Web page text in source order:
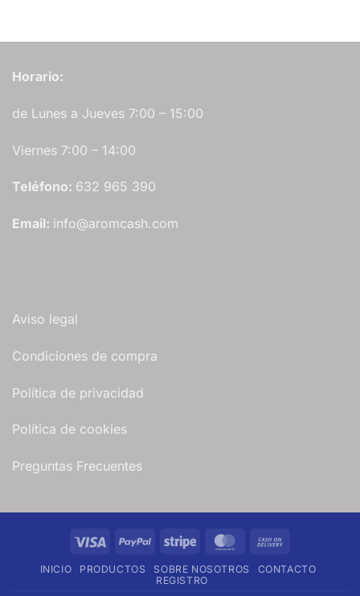
Horario:
de Lunes a Jueves 7:00 – 15:00
Viernes 7:00 – 14:00
Teléfono: 632 965 390
Email: info@aromcash.com
Aviso legal
Condiciones de compra
Política de privacidad
Política de cookies
Preguntas Frecuentes
Visa PayPal Stripe MasterCard
Delivery
INICIO PRODUCTOS SOBRE NOSOTROS
CONTACTO
REGISTRO